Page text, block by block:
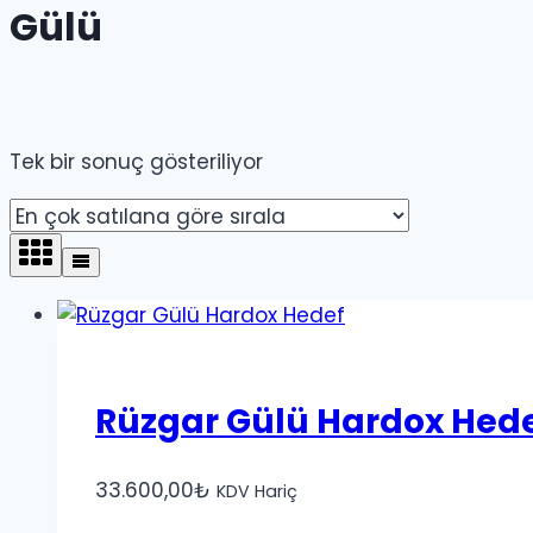
Gülü
Tek bir sonuç gösteriliyor
Rüzgar Gülü Hardox
33.600,00₺ KDV Hariç